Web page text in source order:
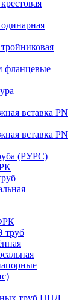
фланцевые
вставка PN
вставка PN
(РУРС)
труб ПНД